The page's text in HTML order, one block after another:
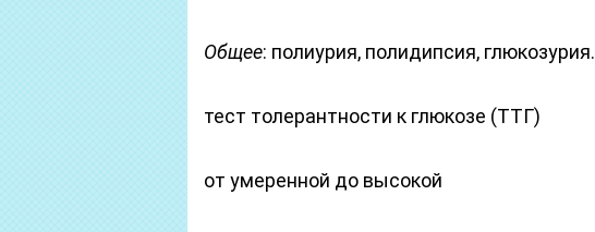
Общее: полиурия, полидипсия, глюкозурия.
тест толерантности к глюкозе (ТТГ)
от умеренной до высокой